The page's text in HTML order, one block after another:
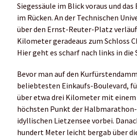
Siegessäule im Blick voraus und
im Rücken. An der Technischen
über den Ernst-Reuter-Platz
Kilometer geradeaus zum Schloss
Hier geht es scharf nach links in die
Bevor man auf den
beliebtesten Einkaufs-Boulevard,
über etwa drei Kilometer mit einem
höchsten Punkt der
idyllischen Lietzensee vorbei.
hundert Meter leicht bergab über